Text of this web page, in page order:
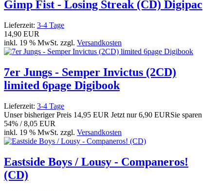
Gimp Fist - Losing Streak (CD) Digipac
Lieferzeit: 3-4 Tage
14,90 EUR
inkl. 19 % MwSt. zzgl. Versandkosten
7er Jungs - Semper Invictus (2CD)
limited 6page Digibook
Lieferzeit: 3-4 Tage
Unser bisheriger Preis 14,95 EUR Jetzt nur6,90 EURSie sparen
54% / 8,05 EUR
inkl. 19 % MwSt. zzgl. Versandkosten
Eastside Boys / Lousy - Companeros!
(CD)